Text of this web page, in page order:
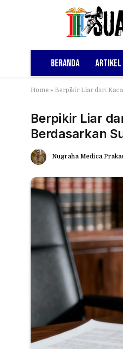
Beranda Artikel
Home » Berpikir Liar dari
Berpikir Liar
Berdasarkan
Nugraha Medica